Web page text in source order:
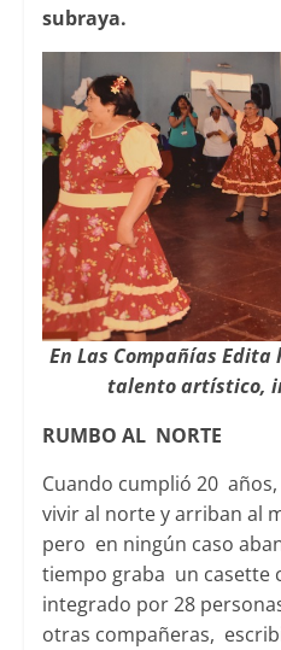
subraya.
En Las Compañías
talento artístico,
RUMBO AL NORTE
Cuando cumplió 20
vivir al norte y arriban al
pero en ningún caso
tiempo graba un casette
integrado por 28
otras compañeras,